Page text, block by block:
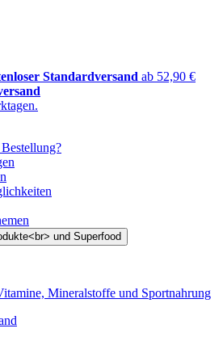
Standardversand ab 52,90 €
Mineralstoffe und Sportnahrung